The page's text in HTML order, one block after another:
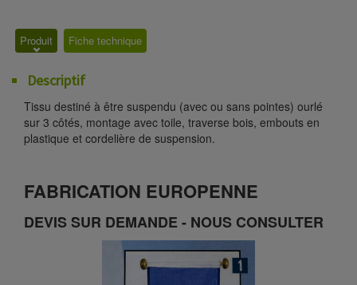
Produit Fiche technique
Descriptif
Tissu destiné à être suspendu (avec ou sans pointes) ourlé
sur 3 côtés, montage avec toile, traverse bois, embouts en
plastique et cordelière de suspension.
FABRICATION EUROPENNE
DEVIS SUR DEMANDE - NOUS CONSULTER